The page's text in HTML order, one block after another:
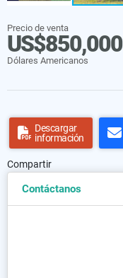
Precio de venta
US$850,000
Dólares Americanos
Descargar
información
Compartir
Contáctanos